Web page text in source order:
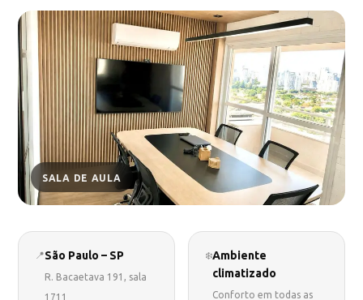
SALA DE AULA
📍São Paulo – SP
R. Bacaetava 191, sala
1711
❄️Ambiente
climatizado
Conforto em todas as